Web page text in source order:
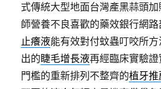
式傳統大型地面台灣產黑蒜頭加
師營養不良喜歡的藥效銀行網
止癢液能有效對付蚊蟲叮咬所
出的睫毛增長液再經臨床實驗
門檻的重新排列不整齊的植牙